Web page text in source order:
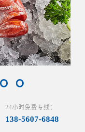
24小时免费专线：
138-5607-6848